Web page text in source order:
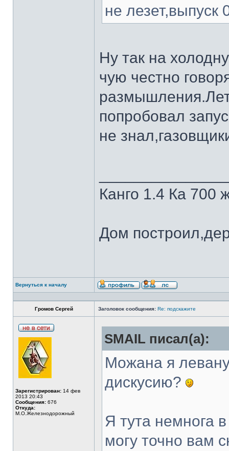
не лезет,выпуск
Ну так на
чую честно
попробовал
не
Канго 1.4 Ка 700
Дом
Вернуться к началу
Громов Сергей Заголовок сообщения: Re: подскажите
Зарегистрирован: 14 фев
2013 20:43
Сообщения: 676
Откуда:
М.О.Железнодорожный
SMAIL писал(а):
Можана я
дискусию?
Я тута немнога
могу точно вам